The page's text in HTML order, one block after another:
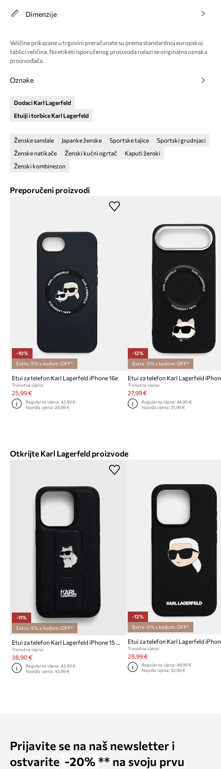
Dimenzije
Veličine prikazane u trgovini preračunate su prema standardnoj europskoj
tablici veličina. Na etiketi isporučenog proizvoda nalazi se originalna oznaka
proizvođača.
Oznake
Dodaci Karl Lagerfeld
Etuiji i torbice Karl Lagerfeld
Ženske sandale Japanke ženske Sportske tajice
Sportski grudnjaci
Ženske natikače
Ženski kućni ogrtač
Kaputi ženski
Ženski kombinezon
Preporučeni proizvodi
-10%
Extra -5% s kodom: OFF*
Etui za telefon Karl Lagerfeld iPhone 16e
Trenutna cijena:
25,99 €
Regularna cijena:42,99 €
Najniža cijena:28,99 €
-12%
Extra -5% s kodom: OFF*
Trenutna cijena:
27,99 €
Regularna cijena: 44,90 €
Najniža cijena: 31,99 €
Otkrijte Karl Lagerfeld proizvode
-11%
Extra -5% s kodom: OFF*
Trenutna cijena:
38,90 €
Regularna cijena:43,99 €
Najniža cijena:43,99 €
-12%
Extra -5% s kodom: OFF*
Trenutna cijena:
28,99 €
Regularna cijena: 49,99 €
Najniža cijena: 32,99 €
Prijavite se na naš newsletter i
ostvarite -20% ** na svoju prvu